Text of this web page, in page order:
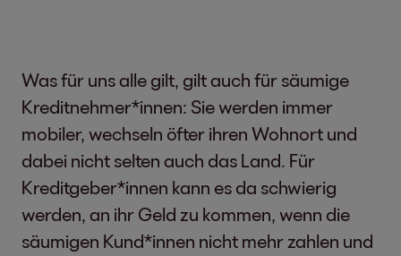
Was für uns alle gilt, gilt auch für säumige
Kreditnehmer*innen: Sie werden immer
mobiler, wechseln öfter ihren Wohnort und
dabei nicht selten auch das Land. Für
Kreditgeber*innen kann es da schwierig
werden, an ihr Geld zu kommen, wenn die
säumigen Kund*innen nicht mehr zahlen und